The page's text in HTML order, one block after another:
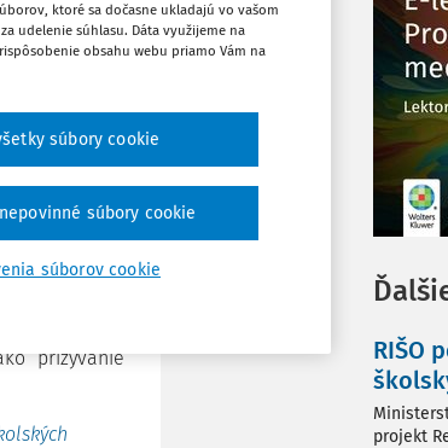
zástupcov
školách
Dôvodom vyše
kandidátovi v
jedného
(vrátane
mieru
konaní
prizývanie
Vytlačiť
RIŠO
projekt
ktoré sa dočasne ukladajú vo vašom
udelenie súhlasu. Dáta využijeme na
obsahu webu priamo Vám na
súborov cookie
súbory cookie
súbory cookie